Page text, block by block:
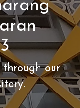
through our